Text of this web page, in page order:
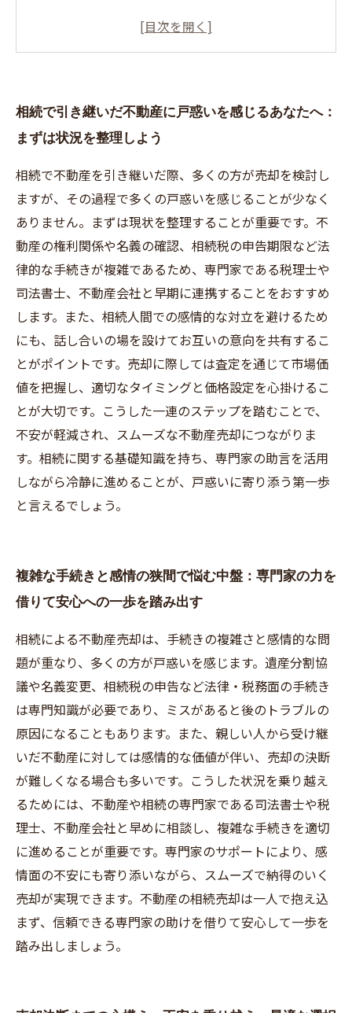
売却決断までの心構え：不安を乗り越え、最適
で不動産を無事に売却するコツとは
売却後の安心と次のステージへ：相続不動産の
問題を乗り越え、未来を見据える方法
相続不動産売却でよくある５つの疑問とその解
決法
専門家が教える！相続に伴う不動産売却で損し
ないためのポイント
相続で引き継いだ不動産に戸惑いを感じるあなたへ：
まずは状況を整理しよう
相続で不動産を引き継いだ際、多くの方が売却を検討し
ますが、その過程で多くの戸惑いを感じることが少なく
ありません。まずは現状を整理することが重要です。不
動産の権利関係や名義の確認、相続税の申告期限など法
律的な手続きが複雑であるため、専門家である税理士や
司法書士、不動産会社と早期に連携することをおすすめ
します。また、相続人間での感情的な対立を避けるため
にも、話し合いの場を設けてお互いの意向を共有するこ
とがポイントです。売却に際しては査定を通じて市場価
値を把握し、適切なタイミングと価格設定を心掛けるこ
とが大切です。こうした一連のステップを踏むことで、
不安が軽減され、スムーズな不動産売却につながりま
す。相続に関する基礎知識を持ち、専門家の助言を活用
しながら冷静に進めることが、戸惑いに寄り添う第一歩
と言えるでしょう。
複雑な手続きと感情の狭間で悩む中盤：専門家の力を
借りて安心への一歩を踏み出す
相続による不動産売却は、手続きの複雑さと感情的な問
題が重なり、多くの方が戸惑いを感じます。遺産分割協
議や名義変更、相続税の申告など法律・税務面の手続き
は専門知識が必要であり、ミスがあると後のトラブルの
原因になることもあります。また、親しい人から受け継
いだ不動産に対しては感情的な価値が伴い、売却の決断
が難しくなる場合も多いです。こうした状況を乗り越え
るためには、不動産や相続の専門家である司法書士や税
理士、不動産会社と早めに相談し、複雑な手続きを適切
に進めることが重要です。専門家のサポートにより、感
情面の不安にも寄り添いながら、スムーズで納得のいく
売却が実現できます。不動産の相続売却は一人で抱え込
まず、信頼できる専門家の助けを借りて安心して一歩を
踏み出しましょう。